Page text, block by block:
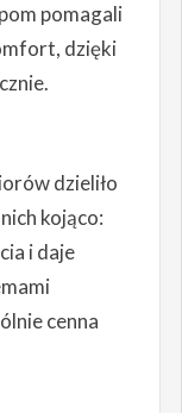
pomagali
dzięki
dzieliło
kojąco:
i daje
cenna